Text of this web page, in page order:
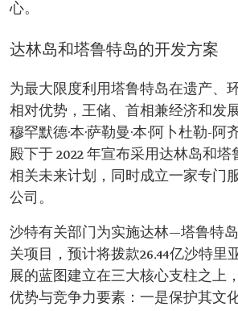
心。
达林岛和塔鲁特岛的开发方案
为最大限度利用塔鲁特岛在遗产、
相对优势，王储、首相兼经济和发
穆罕默德·本·萨勒曼·本·阿卜杜勒-阿
殿下于 2022 年宣布采用达林岛和
相关未来计划，同时成立一家专门
公司。
沙特有关部门为实施达林—塔鲁特
关项目，预计将拨款26.44亿沙特里
展的蓝图建立在三大核心支柱之上
优势与竞争力要素：一是保护其文